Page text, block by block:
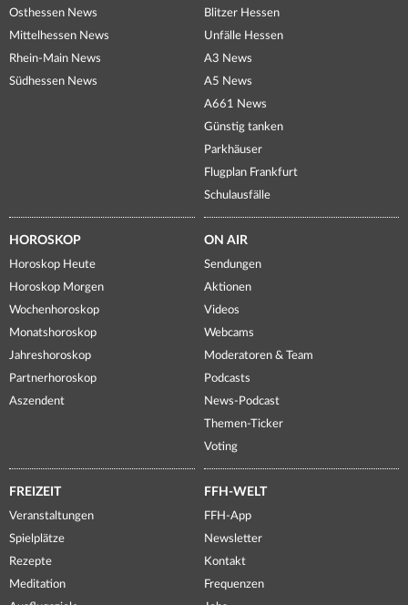
Osthessen News
Mittelhessen News
Rhein-Main News
Südhessen News
Blitzer Hessen
Unfälle Hessen
A3 News
A5 News
A661 News
Günstig tanken
Parkhäuser
Flugplan Frankfurt
Schulausfälle
HOROSKOP
Horoskop Heute
Horoskop Morgen
Wochenhoroskop
Monatshoroskop
Jahreshoroskop
Partnerhoroskop
Aszendent
ON AIR
Sendungen
Aktionen
Videos
Webcams
Moderatoren & Team
Podcasts
News-Podcast
Themen-Ticker
Voting
FREIZEIT
Veranstaltungen
Spielplätze
Rezepte
Meditation
FFH-WELT
FFH-App
Newsletter
Kontakt
Frequenzen